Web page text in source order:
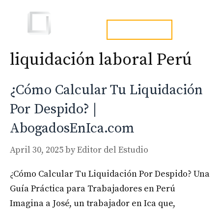
content
liquidación laboral Perú
¿Cómo Calcular Tu Liquidación
Por Despido? |
AbogadosEnIca.com
April 30, 2025byEditor del Estudio
¿Cómo Calcular Tu Liquidación Por Despido? Una
Guía Práctica para Trabajadores en Perú
Imagina a José, un trabajador en Ica que,